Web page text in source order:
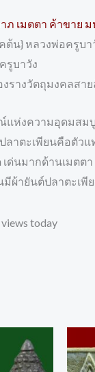
เมตตา ค้าขาย ม
ต้น} หลวงพ่อครูบา
รูบาวัง
รางวัตถุมงคลสา
ห่งความอุดมสมบู
ลาตะเพียนคือตัว
ด่นมากด้านเมตต
ผ้ายันต์ปลาตะเพี
views today